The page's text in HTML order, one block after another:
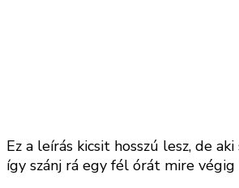
Ez a leírás kicsit hosszú lesz, de
így szánj rá egy fél órát mire